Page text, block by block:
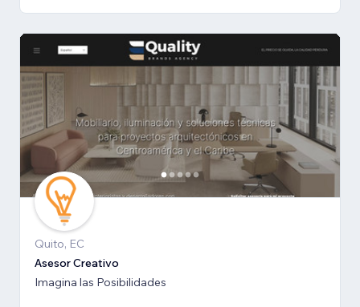
Quito, EC
Asesor Creativo
Imagina las Posibilidades